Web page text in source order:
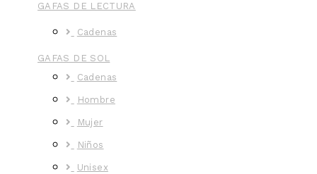
GAFAS DE LECTURA
Cadenas
GAFAS DE SOL
Cadenas
Hombre
Mujer
Niños
Unisex